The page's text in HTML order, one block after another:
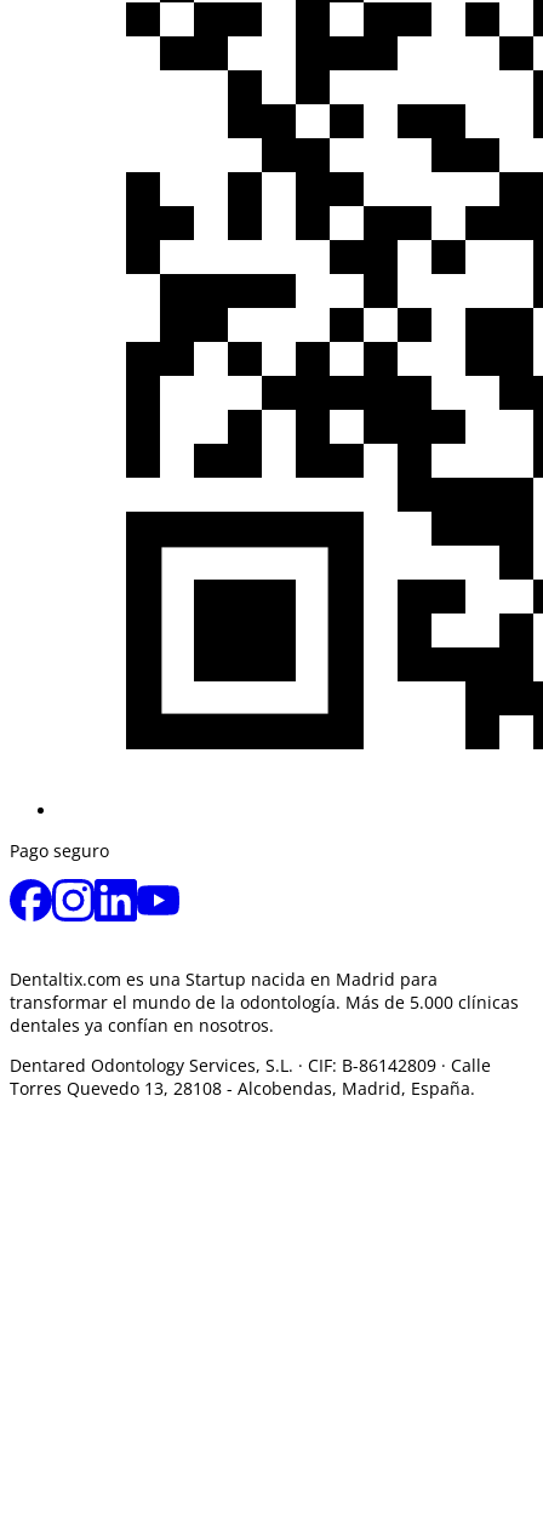
Pago seguro
Dentaltix.com es una Startup nacida en Madrid para
transformar el mundo de la odontología. Más de 5.000 clínicas
dentales ya confían en nosotros.
Dentared Odontology Services, S.L. · CIF: B-86142809 · Calle
Torres Quevedo 13, 28108 - Alcobendas, Madrid, España.